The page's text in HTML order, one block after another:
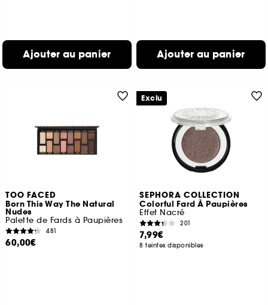
Ajouter au panier Ajouter au panier
TOO FACED
Born This Way The Natural
Nudes
Palette de Fards à Paupières
481
60,00€
SEPHORA COLLECTION
Colorful Fard À Paupières
Effet Nacré
201
7,99€
8 teintes disponibles
Exclu